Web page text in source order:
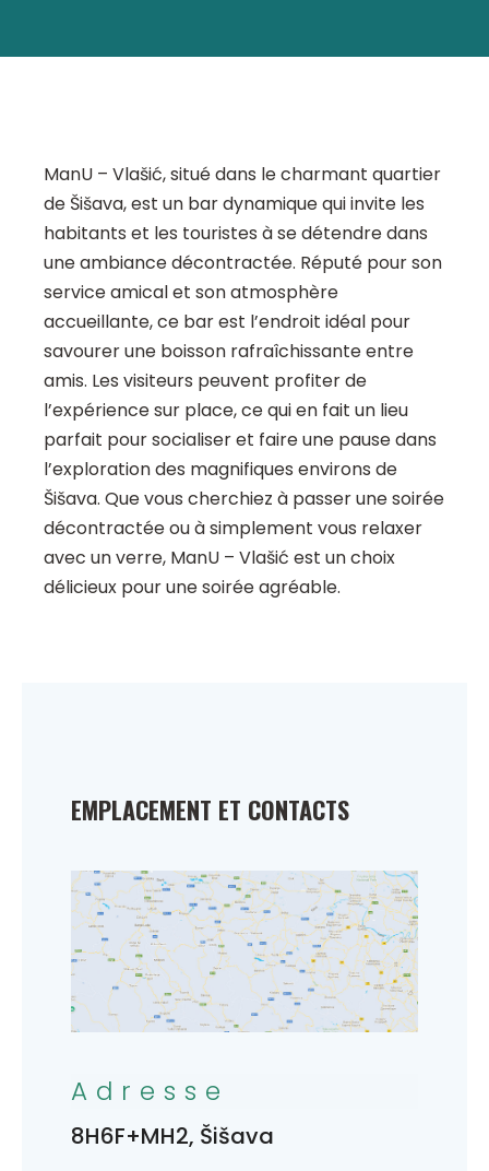
ManU – Vlašić, situé dans le charmant quartier
de Šišava, est un bar dynamique qui invite les
habitants et les touristes à se détendre dans
une ambiance décontractée. Réputé pour son
service amical et son atmosphère
accueillante, ce bar est l’endroit idéal pour
savourer une boisson rafraîchissante entre
amis. Les visiteurs peuvent profiter de
l’expérience sur place, ce qui en fait un lieu
parfait pour socialiser et faire une pause dans
l’exploration des magnifiques environs de
Šišava. Que vous cherchiez à passer une soirée
décontractée ou à simplement vous relaxer
avec un verre, ManU – Vlašić est un choix
délicieux pour une soirée agréable.
EMPLACEMENT ET CONTACTS
Adresse
8H6F+MH2, Šišava